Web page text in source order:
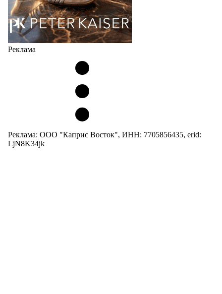
Реклама
Реклама: ООО "Каприс Восток", ИНН: 7705856435, erid:
LjN8K34jk